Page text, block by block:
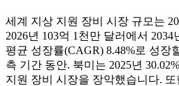
세계 지상 지원 장비 시장 규모는
2026년 103억 1천만 달러에서 2034
평균 성장률(CAGR) 8.48%로 성장
측 기간 동안. 북미는 2025년
지원 장비 시장을 장악했습니다. 또